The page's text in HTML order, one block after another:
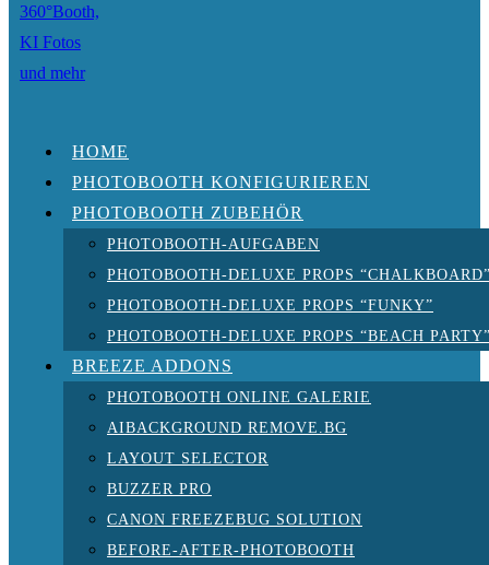
HOME
PHOTOBOOTH KONFIGURIEREN
PHOTOBOOTH ZUBEHÖR
PHOTOBOOTH-AUFGABEN
PHOTOBOOTH-DELUXE PROPS
PHOTOBOOTH-DELUXE PROPS “FUNKY”
PHOTOBOOTH-DELUXE PROPS “BEACH
BREEZE ADDONS
PHOTOBOOTH ONLINE GALERIE
AIBACKGROUND REMOVE.BG
LAYOUT SELECTOR
BUZZER PRO
CANON FREEZEBUG SOLUTION
BEFORE-AFTER-PHOTOBOOTH